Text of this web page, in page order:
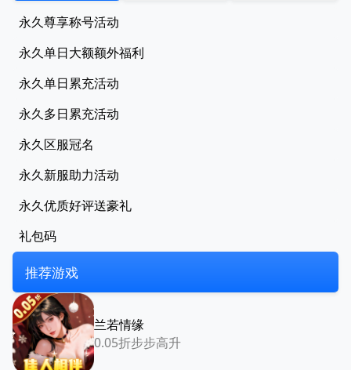
永久尊享称号活动
永久单日大额额外福利
永久单日累充活动
永久多日累充活动
永久区服冠名
永久新服助力活动
永久优质好评送豪礼
礼包码
推荐游戏
兰若情缘
0.05折步步高升